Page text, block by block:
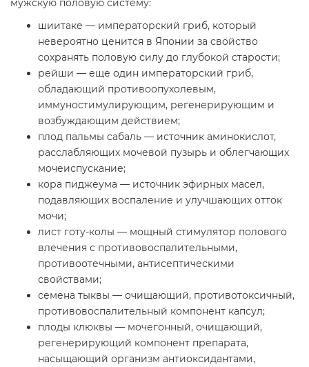
шиитаке — императорский гриб, который
невероятно ценится в Японии за свойство
сохранять половую силу до глубокой старости;
рейши — еще один императорский гриб,
обладающий противоопухолевым,
иммуностимулирующим, регенерирующим и
возбуждающим действием;
плод пальмы сабаль — источник аминокислот,
расслабляющих мочевой пузырь и облегчающих
мочеиспускание;
кора пиджеума — источник эфирных масел,
подавляющих воспаление и улучшающих отток
мочи;
лист готу-колы — мощный стимулятор полового
влечения с противовоспалительными,
противоотечными, антисептическими
свойствами;
семена тыквы — очищающий, противотоксичный,
противовоспалительный компонент капсул;
плоды клюквы — мочегонный, очищающий,
регенерирующий компонент препарата,
насыщающий организм антиоксидантами,